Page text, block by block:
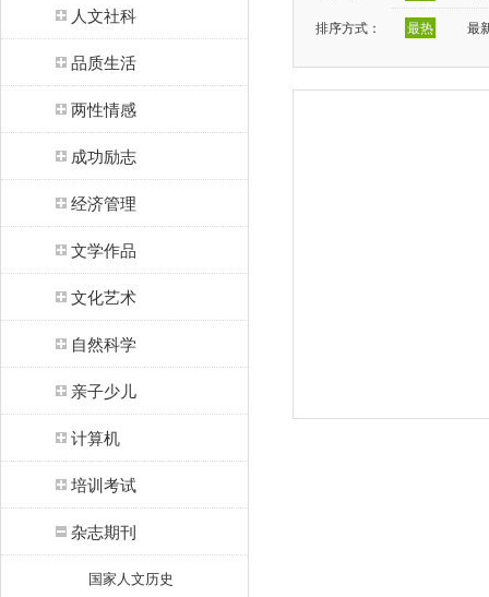
人文社科
品质生活
两性情感
成功励志
经济管理
文学作品
文化艺术
自然科学
亲子少儿
计算机
培训考试
杂志期刊
国家人文历史
排序方式：
最热 最